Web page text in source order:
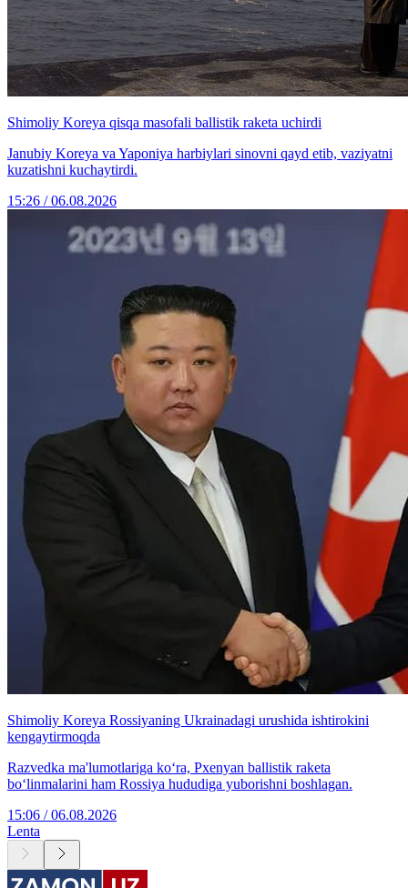
Shimoliy Koreya qisqa masofali ballistik raketa uchirdi
Janubiy Koreya va Yaponiya harbiylari sinovni qayd etib, vaziyatni
kuzatishni kuchaytirdi.
15:26 / 06.08.2026
Shimoliy Koreya Rossiyaning Ukrainadagi urushida ishtirokini
kengaytirmoqda
Razvedka ma'lumotlariga ko‘ra, Pxenyan ballistik raketa
bo‘linmalarini ham Rossiya hududiga yuborishni boshlagan.
15:06 / 06.08.2026
Lenta